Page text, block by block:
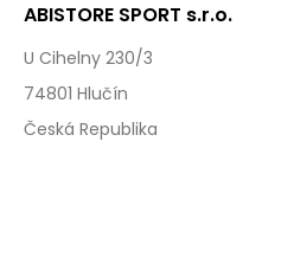
ABISTORE SPORT s.r.o.
U Cihelny 230/3
74801 Hlučín
Česká Republika